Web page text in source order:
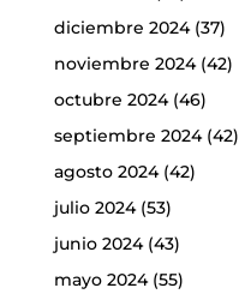
diciembre 2024(37)
noviembre 2024(42)
octubre 2024(46)
septiembre 2024(42)
agosto 2024(42)
julio 2024(53)
junio 2024(43)
mayo 2024(55)